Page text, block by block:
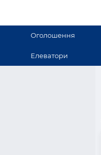
Оголошення
Елеватори